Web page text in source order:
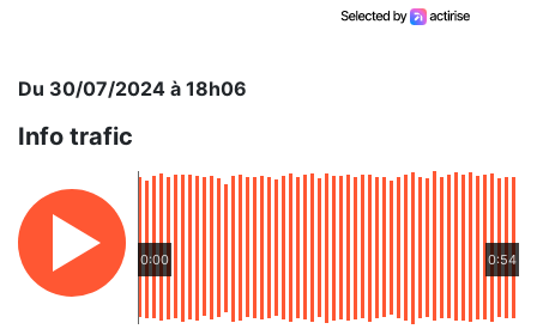
Du 30/07/2024 à 18h06
Info trafic
0:00 0:54